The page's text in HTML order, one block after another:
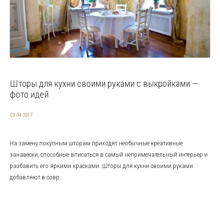
Шторы для кухни своими руками с выкройками —
фото идей
03.04.2017
На замену покупным шторам приходят необычные креативные
занавески, способные вписаться в самый непримечательный интерьер и
разбавить его яркими красками. Шторы для кухни своими руками
добавляют в совр...